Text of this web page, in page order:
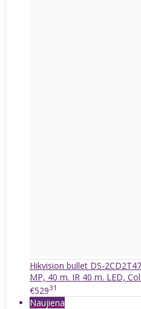
Hikvision bullet DS-
MP, 40 m. IR 40 m. LED,
€52931
Naujiena